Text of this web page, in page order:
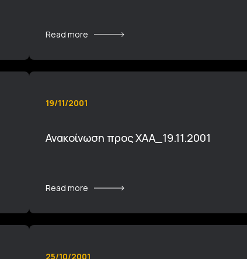
Read more
19/11/2001
Ανακοίνωση προς ΧΑΑ_19.11.2001
Read more
25/10/2001